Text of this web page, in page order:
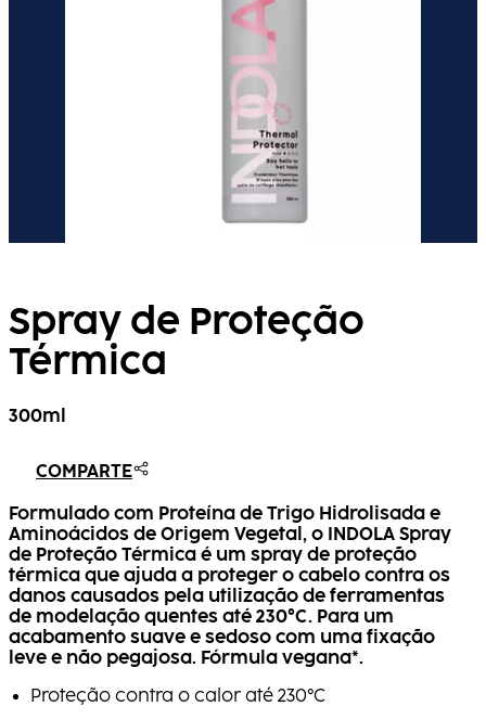
Spray de Proteção
Térmica
300ml
COMPARTE
Formulado com Proteína de Trigo Hidrolisada e
Aminoácidos de Origem Vegetal, o INDOLA Spray
de Proteção Térmica é um spray de proteção
térmica que ajuda a proteger o cabelo contra os
danos causados pela utilização de ferramentas
de modelação quentes até 230°C. Para um
acabamento suave e sedoso com uma fixação
leve e não pegajosa. Fórmula vegana*.
Proteção contra o calor até 230°C